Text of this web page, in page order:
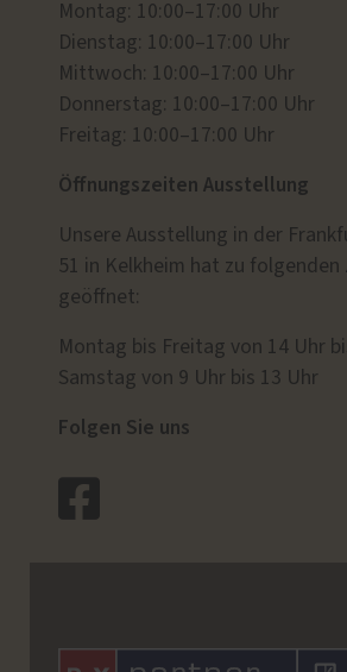
Montag: 10:00–17:00 Uhr
Dienstag: 10:00–17:00 Uhr
Mittwoch: 10:00–17:00 Uhr
Donnerstag: 10:00–17:00 Uhr
Freitag: 10:00–17:00 Uhr
Öffnungszeiten Ausstellung
Unsere Ausstellung in der
51 in Kelkheim hat zu folgenden
geöffnet:
Montag bis Freitag von 14 Uhr
Samstag von 9 Uhr bis 13 Uhr
Folgen Sie uns